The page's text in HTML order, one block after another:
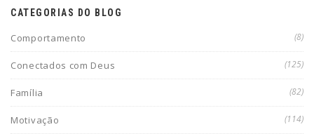
CATEGORIAS DO BLOG
Comportamento (8)
Conectados com Deus (125)
Família (82)
Motivação (114)